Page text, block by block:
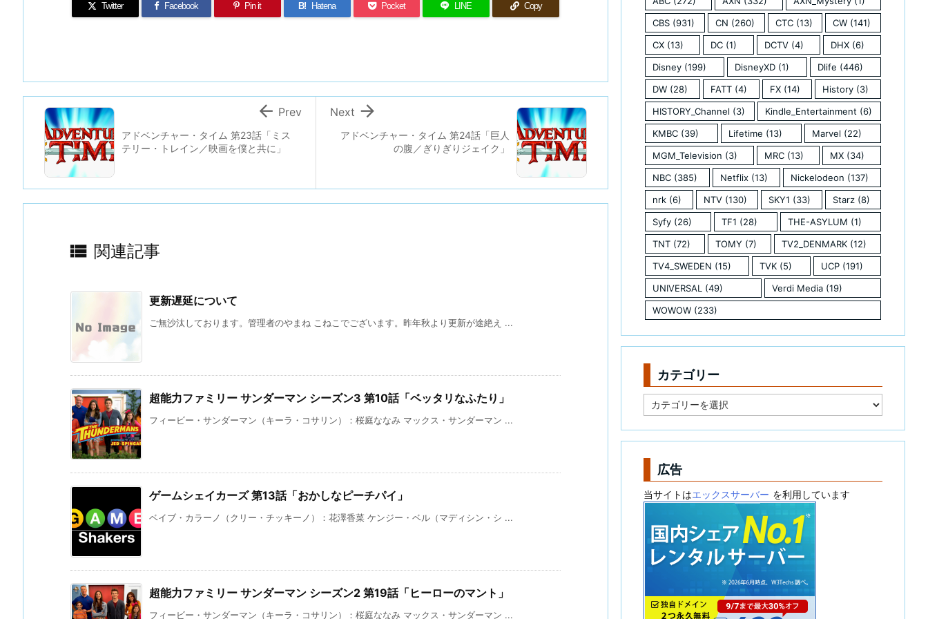
Twitter Facebook Pin it B! Hatena Pocket LINE Copy
アドベンチャー・タイム 第24話「巨人
の腹／ぎりぎりジェイク」

Next
アドベンチャー・タイム 第23話「ミス
テリー・トレイン／映画を僕と共に」
 Prev
 関連記事
更新遅延について
ご無沙汰しております。管理者のやまね こねこでございます。昨年秋より更新が途絶え ...
超能力ファミリー サンダーマン シーズン3 第10話「ベッタリなふたり」
フィービー・サンダーマン（キーラ・コサリン）：桜庭ななみ マックス・サンダーマン ...
ゲームシェイカーズ 第13話「おかしなピーチパイ」
ベイブ・カラーノ（クリー・チッキーノ）：花澤香菜 ケンジー・ベル（マディシン・シ ...
超能力ファミリー サンダーマン シーズン2 第19話「ヒーローのマント」
フィービー・サンダーマン（キーラ・コサリン）：桜庭ななみ マックス・サンダーマン ...
CBS (931) CN (260) CTC(13) CW (141)
CX (13) DC (1) DCTV(4) DHX(6)
Disney (199) DisneyXD (1) Dlife (446)
DW (28) FATT(4) FX(14) History (3)
HISTORY_Channel (3) Kindle_Entertainment (6)
KMBC (39) Lifetime (13) Marvel (22)
MGM_Television (3) MRC(13) MX (34)
NBC (385) Netflix (13) Nickelodeon (137)
nrk (6) NTV(130) SKY1 (33) Starz(8)
Syfy (26) TF1 (28) THE-ASYLUM (1)
TNT (72) TOMY (7) TV2_DENMARK (12)
TV4_SWEDEN (15) TVK (5) UCP(191)
UNIVERSAL (49) Verdi Media (19)
WOWOW (233)
カテゴリー
テ
リ
広告
当サイトはエックスサーバー を利用しています